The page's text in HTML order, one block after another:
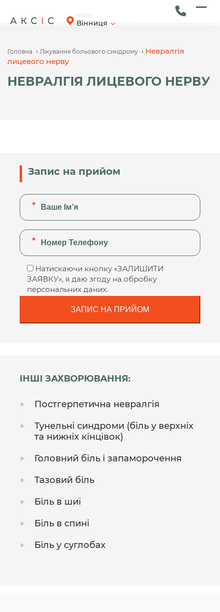
content
МІСТО
Вінниця
Головна › Лікування больового синдрому › Невралгія
лицевого нерву
НЕВРАЛГІЯ ЛИЦЕВОГО НЕРВУ
Запис на прийом
Натискаючи кнопку «ЗАЛИШИТИ
ЗАЯВКУ», я даю згоду на обробку
персональних даних.
ІНШІ ЗАХВОРЮВАННЯ:
Постгерпетична невралгія
Тунельні синдроми (біль у верхніх
та нижніх кінцівок)
Головний біль і запаморочення
Тазовий біль
Біль в шиї
Біль в спині
Біль у суглобах